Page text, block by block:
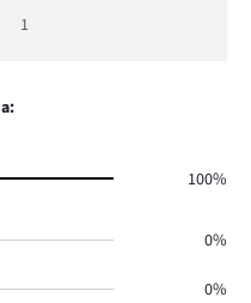
5
1
100%
0%
0%